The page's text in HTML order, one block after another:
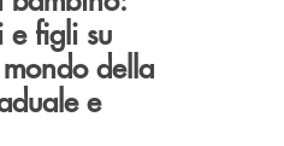
e figli su
della
e